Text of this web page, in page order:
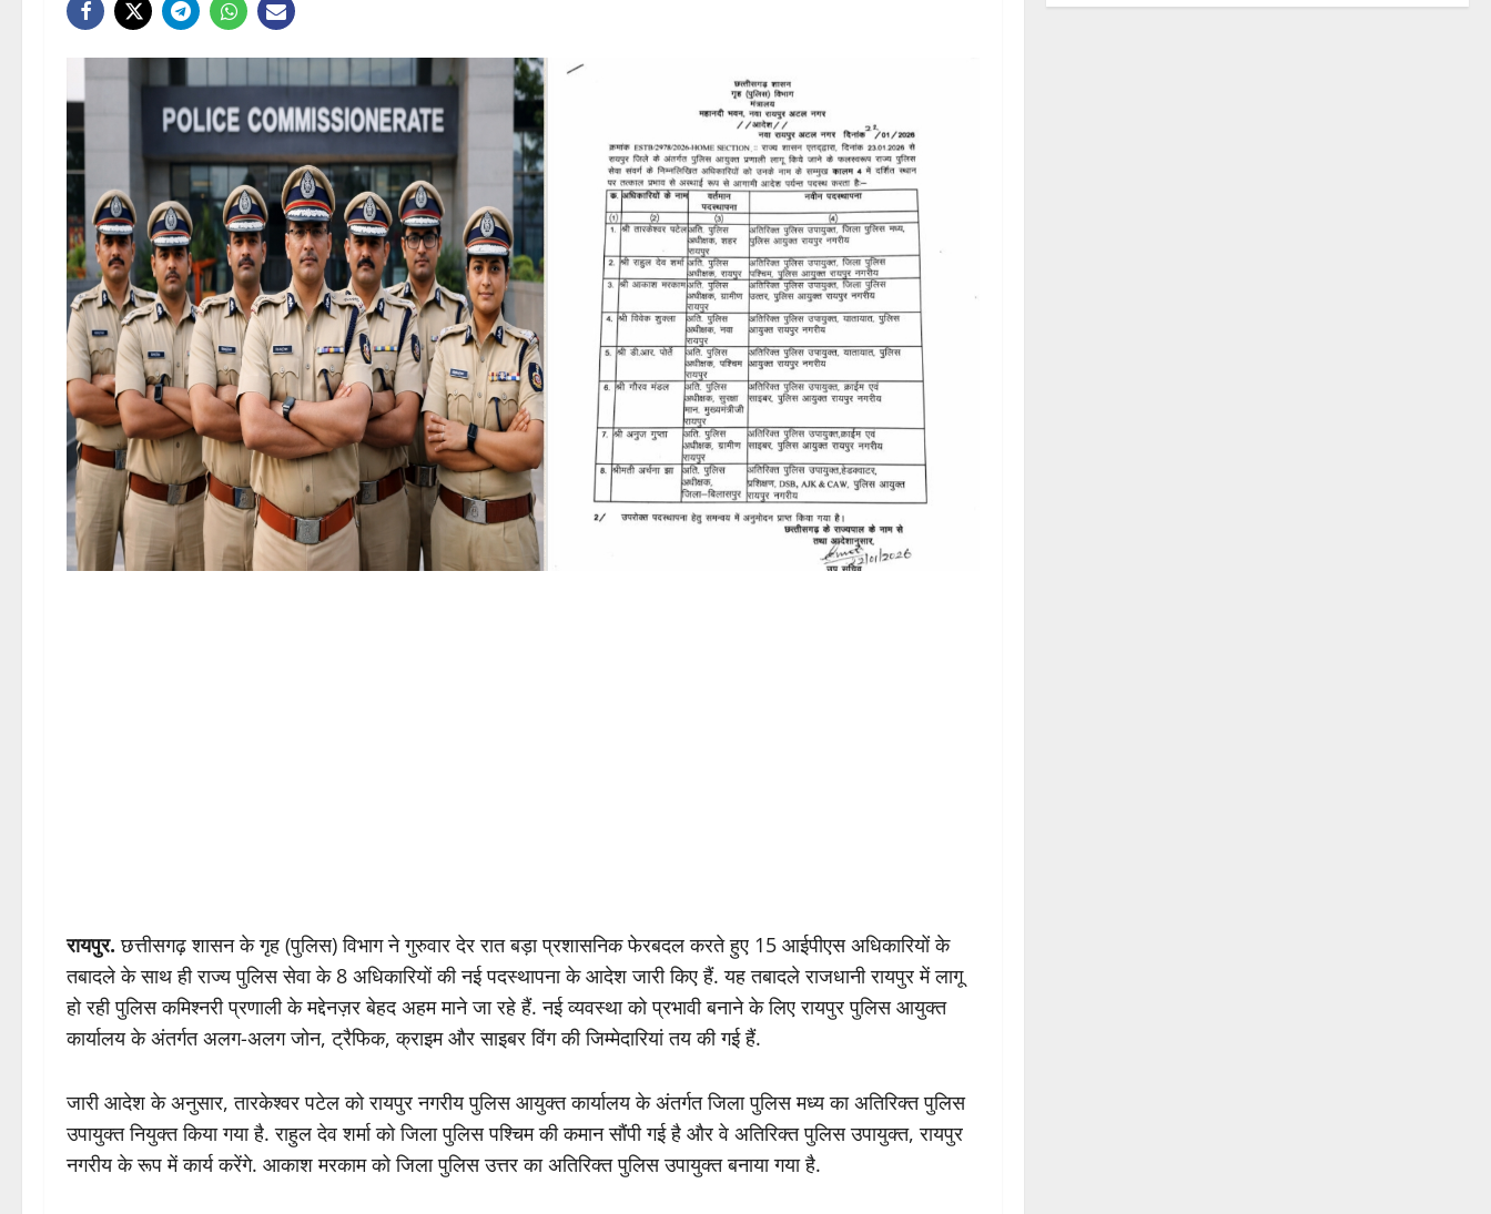
रायपुर. छत्तीसगढ़ शासन के गृह (पुलिस) विभाग ने गुरुवार देर रात बड़ा प्रशासनिक फेरबदल करते हुए 15 आईपीएस अधिकारियों के
तबादले के साथ ही राज्य पुलिस सेवा के 8 अधिकारियों की नई पदस्थापना के आदेश जारी किए हैं. यह तबादले राजधानी रायपुर में लागू
हो रही पुलिस कमिश्नरी प्रणाली के मद्देनज़र बेहद अहम माने जा रहे हैं. नई व्यवस्था को प्रभावी बनाने के लिए रायपुर पुलिस आयुक्त
कार्यालय के अंतर्गत अलग-अलग जोन, ट्रैफिक, क्राइम और साइबर विंग की जिम्मेदारियां तय की गई हैं.
जारी आदेश के अनुसार, तारकेश्वर पटेल को रायपुर नगरीय पुलिस आयुक्त कार्यालय के अंतर्गत जिला पुलिस मध्य का अतिरिक्त पुलिस
उपायुक्त नियुक्त किया गया है. राहुल देव शर्मा को जिला पुलिस पश्चिम की कमान सौंपी गई है और वे अतिरिक्त पुलिस उपायुक्त, रायपुर
नगरीय के रूप में कार्य करेंगे. आकाश मरकाम को जिला पुलिस उत्तर का अतिरिक्त पुलिस उपायुक्त बनाया गया है.